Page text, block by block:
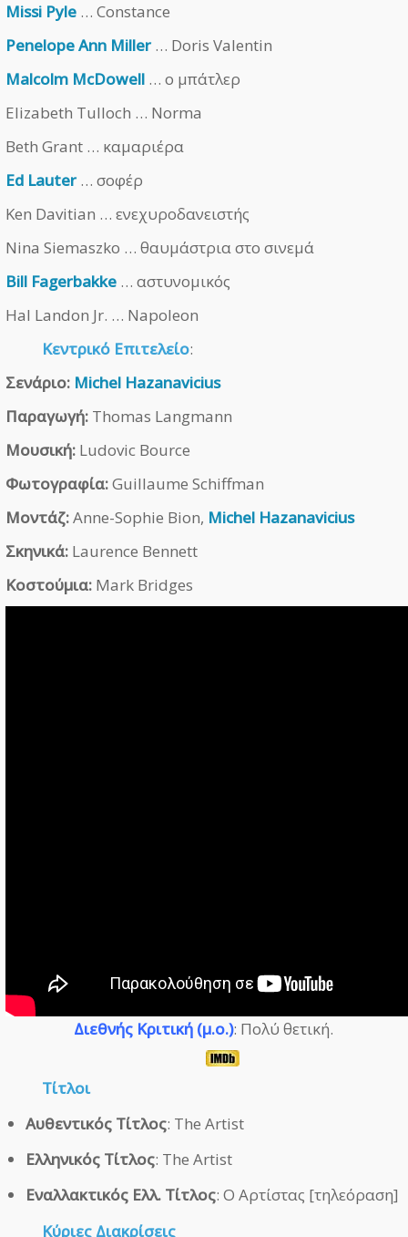
Missi Pyle … Constance
Penelope Ann Miller … Doris Valentin
Malcolm McDowell … ο μπάτλερ
Elizabeth Tulloch … Norma
Beth Grant … καμαριέρα
Ed Lauter … σοφέρ
Ken Davitian … ενεχυροδανειστής
Nina Siemaszko … θαυμάστρια στο σινεμά
Bill Fagerbakke … αστυνομικός
Hal Landon Jr. … Napoleon
Κεντρικό Επιτελείο:
Σενάριο: Michel Hazanavicius
Παραγωγή: Thomas Langmann
Μουσική: Ludovic Bource
Φωτογραφία:Guillaume Schiffman
Μοντάζ:Anne-Sophie Bion, Michel Hazanavicius
Σκηνικά: Laurence Bennett
Κοστούμια: Mark Bridges
Διεθνής Κριτική (μ.ο.): Πολύ θετική.
Τίτλοι
Αυθεντικός Τίτλος: The Artist
Ελληνικός Τίτλος: The Artist
Εναλλακτικός Ελλ. Τίτλος: Ο Αρτίστας [τηλεόραση]
Κύριες Διακρίσεις